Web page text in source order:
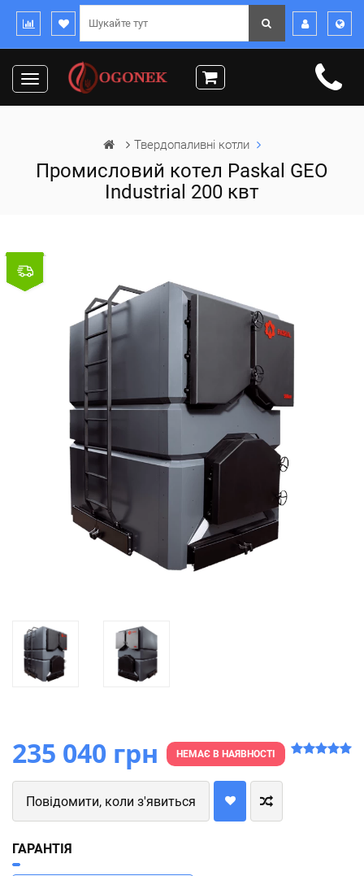
Toggle
navigation
Твердопаливні котли
Промисловий котел Paskal GEO
Industrial 200 квт
235 040 грн НЕМАЄ В НАЯВНОСТІ
Повідомити, коли з'явиться
ГАРАНТІЯ